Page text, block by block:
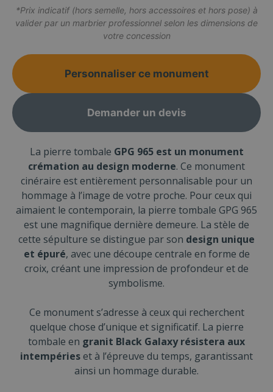
*Prix indicatif (hors semelle, hors accessoires et hors pose) à
valider par un marbrier professionnel selon les dimensions de
votre concession
Personnaliser ce monument
Demander un devis
La pierre tombale GPG 965 est un monument
crémation au design moderne. Ce monument
cinéraire est entièrement personnalisable pour un
hommage à l’image de votre proche. Pour ceux qui
aimaient le contemporain, la pierre tombale GPG 965
est une magnifique dernière demeure. La stèle de
cette sépulture se distingue par son design unique
et épuré, avec une découpe centrale en forme de
croix, créant une impression de profondeur et de
symbolisme.
Ce monument s’adresse à ceux qui recherchent
quelque chose d’unique et significatif. La pierre
tombale en granit Black Galaxy résistera aux
intempérieset à l’épreuve du temps, garantissant
ainsi un hommage durable.